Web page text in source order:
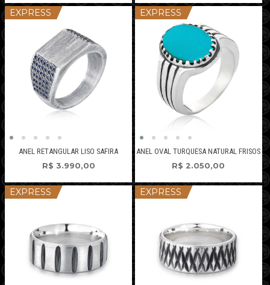
EXPRESS
ANEL RETANGULAR LISO SAFIRA
R$ 3.990,00
EXPRESS
ANEL OVAL TURQUESA NATURAL FRISOS
R$ 2.050,00
EXPRESS EXPRESS